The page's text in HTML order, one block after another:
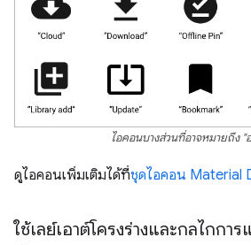
ไอคอนบางส่วนที่อาจหมายถึง "
ดูไอคอนเพิ่มเติมได้ที่ชุดไอคอน Material
ใช้เลย์เอาต์โครงร่างและกลไกกา